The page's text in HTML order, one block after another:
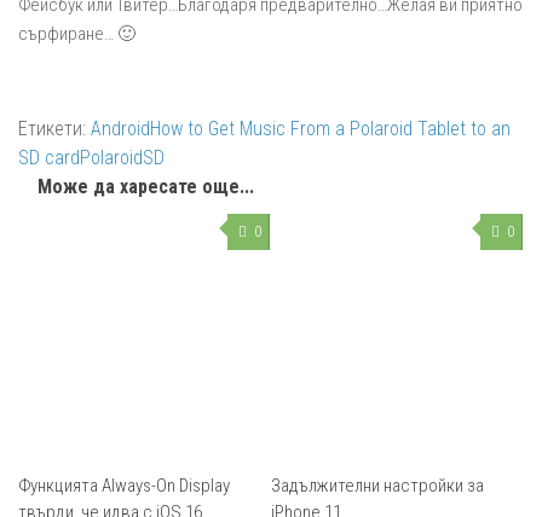
Фейсбук или Твитер…Благодаря предварително…Желая ви приятно
сърфиране… 🙂
Етикети: AndroidHow to Get Music From a Polaroid Tablet to an
SD cardPolaroidSD
Може да харесате още...
0
Функцията Always-On Display
твърди, че идва с iOS 16
0
Задължителни настройки за
iPhone 11